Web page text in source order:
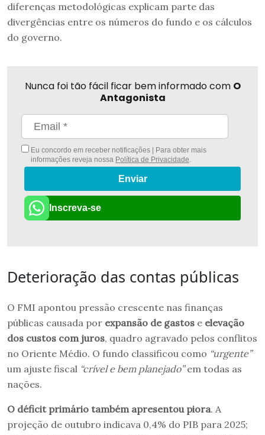
diferenças metodológicas explicam parte das
divergências entre os números do fundo e os cálculos
do governo.
Nunca foi tão fácil ficar bem informado com O
Antagonista
Eu concordo em receber notificações | Para obter mais
informações reveja nossa Política de Privacidade.
Enviar
Inscreva-se
Deterioração das contas públicas
O FMI apontou pressão crescente nas finanças
públicas causada por expansão de gastos e elevação
dos custos com juros, quadro agravado pelos conflitos
no Oriente Médio. O fundo classificou como “urgente”
um ajuste fiscal “crível e bem planejado”em todas as
nações.
O déficit primário também apresentou piora. A
projeção de outubro indicava 0,4% do PIB para 2025;